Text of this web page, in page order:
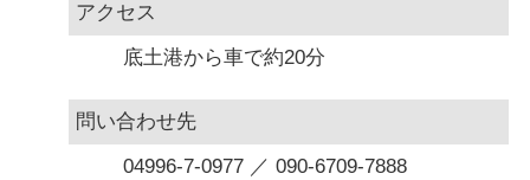
アクセス
底土港から車で約20分
問い合わせ先
04996-7-0977 ／ 090-6709-7888